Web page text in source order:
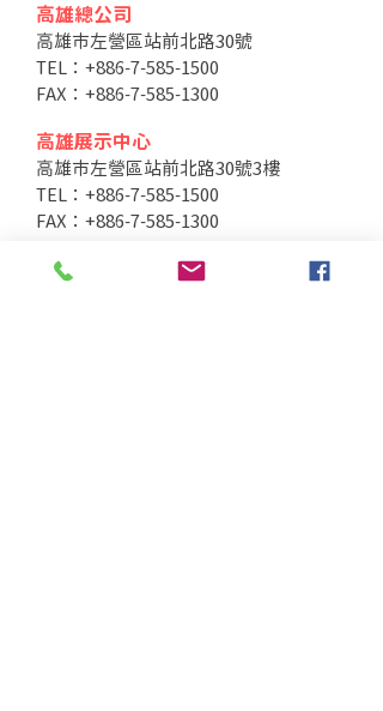
高雄總公司
高雄市左營區站前北路30號
TEL：+886-7-585-1500
FAX：+886-7-585-1300
高雄展示中心
高雄市左營區站前北路30號3樓
TEL：+886-7-585-1500
FAX：+886-7-585-1300
桃園分公司
桃園市大園區領航北路四段328之1號2樓